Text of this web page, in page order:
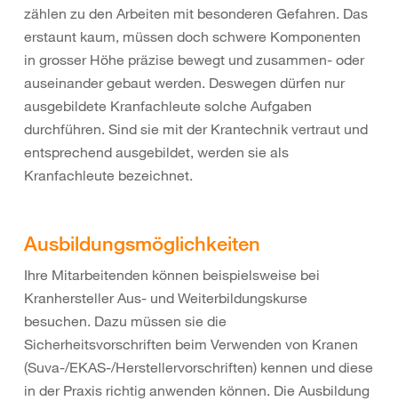
zählen zu den Arbeiten mit besonderen Gefahren. Das
erstaunt kaum, müssen doch schwere Komponenten
in grosser Höhe präzise bewegt und zusammen- oder
auseinander gebaut werden. Deswegen dürfen nur
ausgebildete Kranfachleute solche Aufgaben
durchführen. Sind sie mit der Krantechnik vertraut und
entsprechend ausgebildet, werden sie als
Kranfachleute bezeichnet.
Ausbildungsmöglichkeiten
Ihre Mitarbeitenden können beispielsweise bei
Kranhersteller Aus- und Weiterbildungskurse
besuchen. Dazu müssen sie die
Sicherheitsvorschriften beim Verwenden von Kranen
(Suva-/EKAS-/Herstellervorschriften) kennen und diese
in der Praxis richtig anwenden können. Die Ausbildung